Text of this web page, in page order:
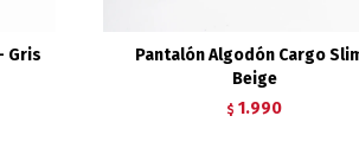
Gris
Pantalón Algodón Cargo
Beige
$ 1.990